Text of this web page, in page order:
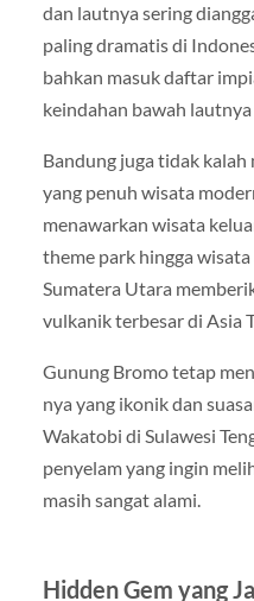
dan lautnya sering
paling dramatis di
bahkan masuk daftar
keindahan bawah
Bandung juga tidak kalah
yang penuh wisata
menawarkan wisata
theme park hingga wisata
Sumatera Utara
vulkanik terbesar di Asia
Gunung Bromo tetap
nya yang ikonik dan
Wakatobi di Sulawesi
penyelam yang ingin
masih sangat alami.
Hidden Gem yang